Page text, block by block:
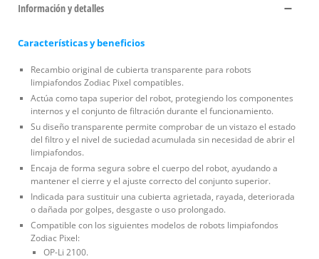
Información y detalles
Características y beneficios
Recambio original de cubierta transparente para robots
limpiafondos Zodiac Pixel compatibles.
Actúa como tapa superior del robot, protegiendo los componentes
internos y el conjunto de filtración durante el funcionamiento.
Su diseño transparente permite comprobar de un vistazo el estado
del filtro y el nivel de suciedad acumulada sin necesidad de abrir el
limpiafondos.
Encaja de forma segura sobre el cuerpo del robot, ayudando a
mantener el cierre y el ajuste correcto del conjunto superior.
Indicada para sustituir una cubierta agrietada, rayada, deteriorada
o dañada por golpes, desgaste o uso prolongado.
Compatible con los siguientes modelos de robots limpiafondos
Zodiac Pixel:
OP-Li 2100.